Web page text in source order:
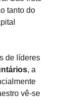
tanto do
de líderes
, a
vê-se